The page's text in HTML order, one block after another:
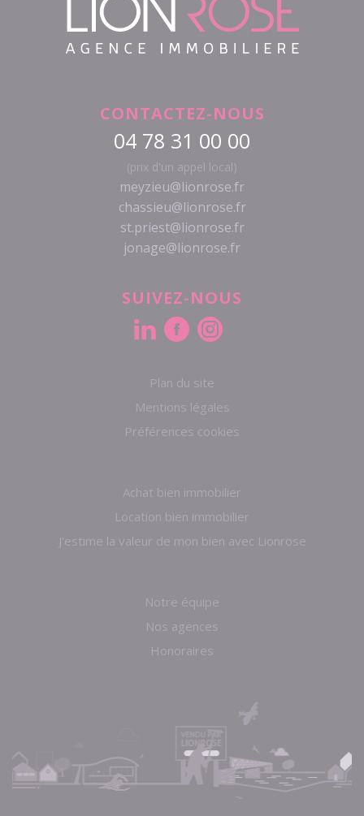
Plan du site
Mentions légales
Préférences cookies
Achat bien immobilier
Location bien immobilier
J'estime la valeur de mon bien avec Lionrose
Notre équipe
Nos agences
Honoraires
CONTACTEZ-NOUS
04 78 31 00 00
(prix d'un appel local)
meyzieu@lionrose.fr
chassieu@lionrose.fr
st.priest@lionrose.fr
jonage@lionrose.fr
SUIVEZ-NOUS